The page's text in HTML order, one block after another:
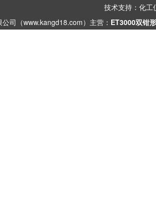
技术支持： 化工
司（www.kangd18.com）主营： ET3000双钳